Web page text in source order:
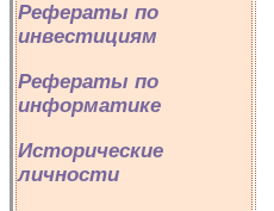
Рефераты по
инвестициям
Рефераты по
информатике
Исторические
личности